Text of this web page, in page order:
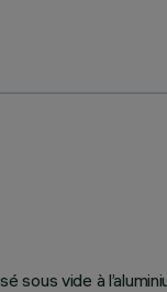
sous vide à